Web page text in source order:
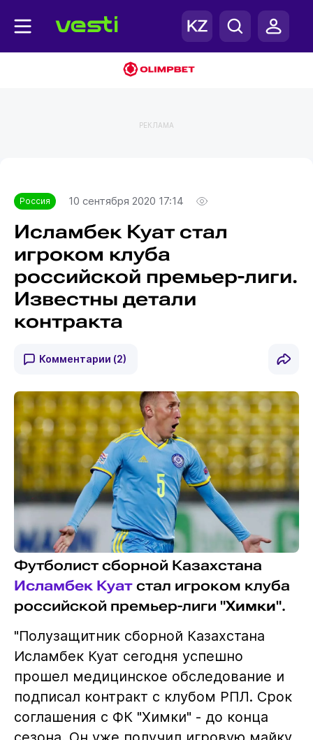
РЕКЛАМА
Россия 10 сентября 2020 17:14
Исламбек Куат стал
игроком клуба
российской премьер-лиги.
Известны детали
контракта
Комментарии (2)
Футболист сборной Казахстана
Исламбек Куатстал игроком клуба
российской премьер-лиги "Химки".
"Полузащитник сборной Казахстана
Исламбек Куат сегодня успешно
прошел медицинское обследование и
подписал контракт с клубом РПЛ. Срок
соглашения с ФК "Химки" - до конца